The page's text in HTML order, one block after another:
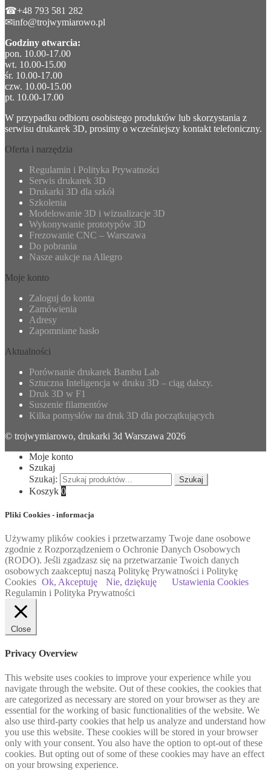
☎+48 793 581 282
✉info@trojwymiarowo.pl
Godziny otwarcia:
pon. 10.00-17.00
wt. 10.00-15.00
śr. 10.00-17.00
czw. 10.00-15.00
pt. 10.00-17.00
W przypadku odbioru osobistego produktów lub skorzystania z
serwisu drukarek 3D, prosimy o wcześniejszy kontakt telefoniczny.
Oferta i narzędzia
Regulamin i Polityka Prywatności
Serwis drukarek 3D
Drukarki 3D dla szkół
Szkolenia
Modelowanie 3D i wizualizacje 3D
Wykonywanie prototypów 3D
Frezowanie CNC – Warszawa
Do pobrania
Nasze aukcje na Allegro
Moje konto
Zaloguj do konta
Zamówienia
Adresy
Zapomniane hasło
Aktualności
Porównanie drukarek Bambu Lab
Sztuczna Inteligencja w druku 3D – ciąg dalszy.
Druk 3D w F1
Suszenie filamentów
Kilka pomysłów na druk 3D dla początkujących
© trojwymiarowo, drukarki 3d Warszawa 2026
Moje konto
Szukaj
Szukaj:
Szukaj
Koszyk 0
Pliki Cookies - informacja
Używamy plików cookies i przetwarzamy Twoje dane osobowe
zgodnie z Rozporządzeniem o Ochronie Danych Osobowych
(RODO). Jeśli zgadzasz się na przetwarzanie Twoich danych
osobowych zaakceptuj naszą Politykę Prywatności i Politykę
Cookies Ok, Akceptuję Nie, dziękuję
Ustawienia Cookies
Regulamin i Polityka Prywatności
Close
Privacy Overview
This website uses cookies to improve your experience while you
navigate through the website. Out of these cookies, the cookies that
are categorized as necessary are stored on your browser as they are
essential for the working of basic functionalities of the website. We
also use third-party cookies that help us analyze and understand how
you use this website. These cookies will be stored in your browser
only with your consent. You also have the option to opt-out of these
cookies. But opting out of some of these cookies may have an effect
on your browsing experience.